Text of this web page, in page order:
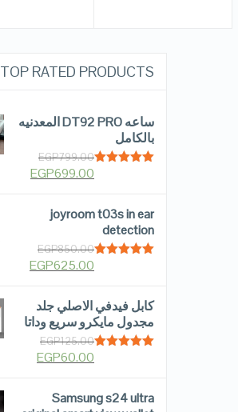
TOP RATED PRODUCTS
ساعه DT92 PRO المعدنيه
بالكامل
EGP799.00
EGP699.00
joyroom t03s in ear
detection
EGP850.00
EGP625.00
كابل فيدفي الاصلي جلد
مجدول مايكرو سريع وداتا
EGP125.00
EGP60.00
Samsung s24 ultra